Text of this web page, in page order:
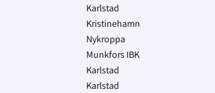
Karlstad
Kristinehamn
Nykroppa
Munkfors IBK
Karlstad
Karlstad